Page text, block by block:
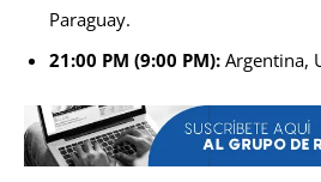
Paraguay.
21:00 PM (9:00 PM): Argentina,